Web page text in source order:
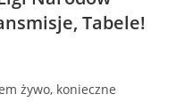
Tabele!
żywo, konieczne